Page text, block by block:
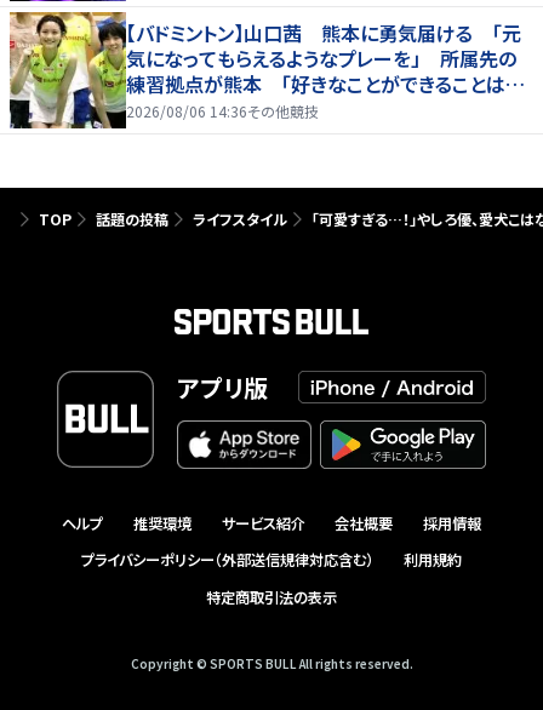
【バドミントン】山口茜 熊本に勇気届ける 「元
気になってもらえるようなプレーを」 所属先の
練習拠点が熊本 「好きなことができることは当
たり前じゃない」
2026/08/06 14:36その他競技
TOP 話題の投稿 ライフスタイル 「可愛すぎる…！」やしろ優、愛犬こ
アプリ版
ヘルプ 推奨環境 サービス紹介 会社概要
採用情報
プライバシーポリシー（外部送信規律対応含む）
利用規約
特定商取引法の表示
Copyright © SPORTS BULL All rights reserved.